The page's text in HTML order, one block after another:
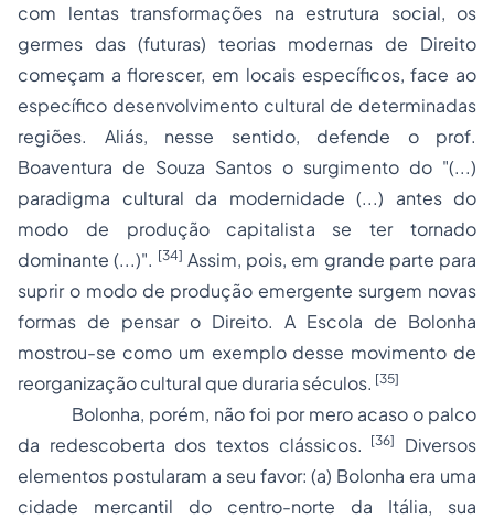
com lentas transformações na estrutura social, os
germes das (futuras) teorias modernas de Direito
começam a florescer, em locais específicos, face ao
específico desenvolvimento cultural de determinadas
regiões. Aliás, nesse sentido, defende o prof.
Boaventura de Souza Santos o surgimento do "(...)
paradigma cultural da modernidade (...) antes do
modo de produção capitalista se ter tornado
dominante (...)". [34] Assim, pois, em grande parte para
suprir o modo de produção emergente surgem novas
formas de pensar o Direito. A Escola de Bolonha
mostrou-se como um exemplo desse movimento de
reorganização cultural que duraria séculos. [35]
Bolonha, porém, não foi por mero acaso o palco
da redescoberta dos textos clássicos.
[36]
Diversos
elementos postularam a seu favor: (a) Bolonha era uma
cidade mercantil do centro-norte da Itália, sua